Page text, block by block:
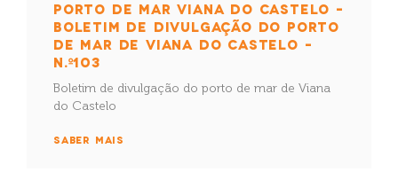
PORTO DE MAR VIANA DO CASTELO –
BOLETIM DE DIVULGAÇÃO DO PORTO
DE MAR DE VIANA DO CASTELO –
N.º103
Boletim de divulgação do porto de mar de Viana
do Castelo
SABER MAIS